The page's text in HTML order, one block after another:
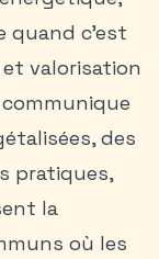
quand c’est
valorisation
des
pratiques,
la
où les